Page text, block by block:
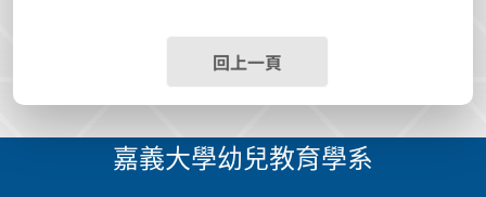
回上一頁
嘉義大學幼兒教育學系